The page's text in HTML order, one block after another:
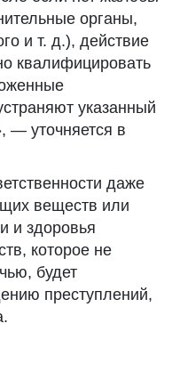
органы,
и т. д.), действие
квалифицировать
указанный
— уточняется в
даже
веществ или
и здоровья
которое не
будет
преступлений,